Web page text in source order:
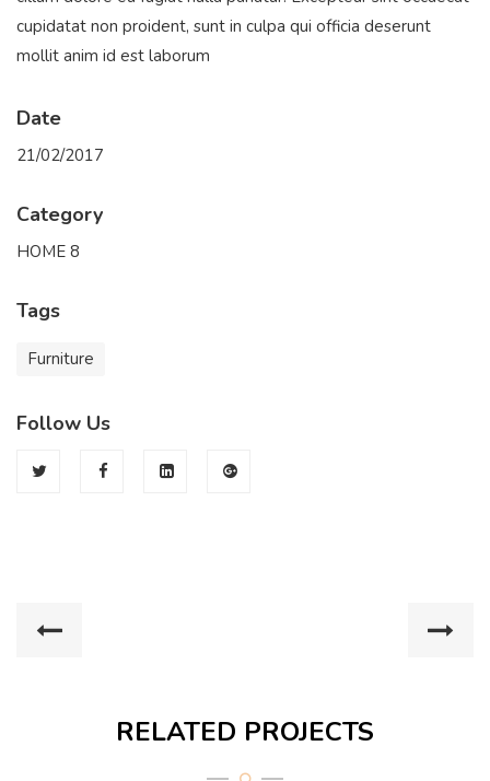
cupidatat non proident, sunt in culpa qui officia deserunt
mollit anim id est laborum
Date
21/02/2017
Category
HOME 8
Tags
Furniture
Follow Us
RELATED PROJECTS